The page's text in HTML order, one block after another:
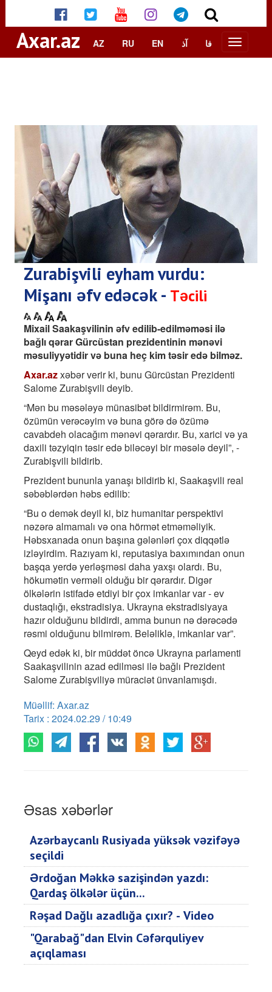
Axar.az AZ RU EN آذ فا
Zurabişvili eyham vurdu:
Mişanı əfv edəcək - Təcili
Mixail Saakaşvilinin əfv edilib-edilməməsi ilə
bağlı qərar Gürcüstan prezidentinin mənəvi
məsuliyyətidir və buna heç kim təsir edə bilməz.
Axar.azxəbər verir ki, bunu Gürcüstan Prezidenti
Salome Zurabişvili deyib.
“Mən bu məsələyə münasibət bildirmirəm. Bu,
özümün verəcəyim və buna görə də özümə
cavabdeh olacağım mənəvi qərardır. Bu, xarici və ya
daxili təzyiqin təsir edə biləcəyi bir məsələ deyil”, -
Zurabişvili bildirib.
Prezident bununla yanaşı bildirib ki, Saakaşvili real
səbəblərdən həbs edilib:
“Bu o demək deyil ki, biz humanitar perspektivi
nəzərə almamalı və ona hörmət etməməliyik.
Həbsxanada onun başına gələnləri çox diqqətlə
izləyirdim. Razıyam ki, reputasiya baxımından onun
başqa yerdə yerləşməsi daha yaxşı olardı. Bu,
hökumətin verməli olduğu bir qərardır. Digər
ölkələrin istifadə etdiyi bir çox imkanlar var - ev
dustaqlığı, ekstradisiya. Ukrayna ekstradisiyaya
hazır olduğunu bildirdi, amma bunun nə dərəcədə
rəsmi olduğunu bilmirəm. Beləliklə, imkanlar var”.
Qeyd edək ki, bir müddət öncə Ukrayna parlamenti
Saakaşvilinin azad edilməsi ilə bağlı Prezident
Salome Zurabişviliyə müraciət ünvanlamışdı.
Müəllif: Axar.az
Tarix : 2024.02.29 / 10:49
Əsas xəbərlər
Azərbaycanlı Rusiyada yüksək vəzifəyə
seçildi
Ərdoğan Məkkə sazişindən yazdı:
Qardaş ölkələr üçün...
Rəşad Dağlı azadlığa çıxır? - Video
"Qarabağ"dan Elvin Cəfərquliyev
açıqlaması